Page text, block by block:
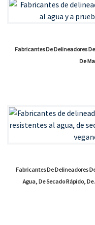
Fabricantes De Delineadores De
De
Fabricantes De Delineadores
Agua, De Secado Rápido,